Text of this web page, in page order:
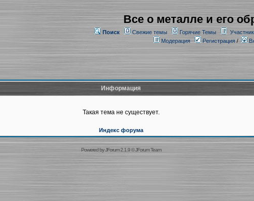
Все о металле и его
Поиск Свежие темы Горячие Темы
Модерация
Регистрация/
Информация
Такая тема не существует.
Индекс форума
Powered byJForum 2.1.9©JForum Team